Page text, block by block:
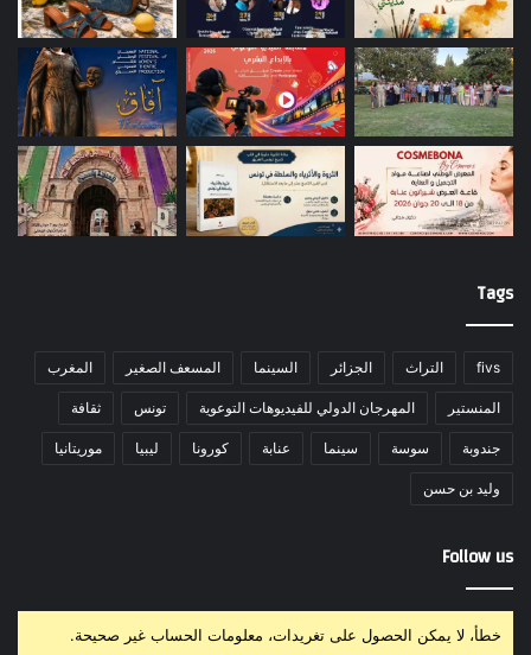
Tags
fivs التراث الجزائر السينما المسعف الصغير المغرب
المنستير المهرجان الدولي للفيديوهات التوعوية تونس ثقافة
جندوبة سوسة سينما عنابة كورونا ليبيا موريتانيا
وليد بن حسن
Follow us
خطأ، لا يمكن الحصول على تغريدات، معلومات الحساب غير صحيحة.